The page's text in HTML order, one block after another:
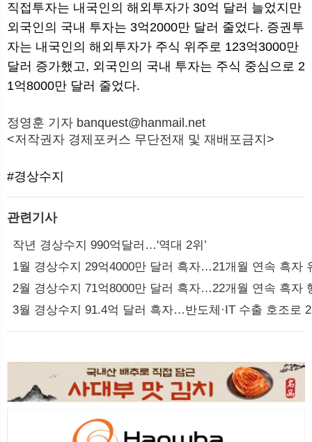
직접투자는 내국인의 해외투자가 30억 달러 늘었지만
외국인의 국내 투자는 3억2000만 달러 줄었다. 증권투
자는 내국인의 해외투자가 주식 위주로 123억3000만
달러 증가했고, 외국인의 국내 투자는 주식 중심으로 2
1억8000만 달러 줄었다.
정영훈 기자 banquest@hanmail.net
<저작권자 경제포커스 무단전재 및 재배포금지>
#경상수지
관련기사
작년 경상수지 990억달러…'역대 2위’
1월 경상수지 29억4000만 달러 흑자…21개월 연속 흑자
2월 경상수지 71억8000만 달러 흑자…22개월 연속 흑자
3월 경상수지 91.4억 달러 흑자…반도체·IT 수출 호조로